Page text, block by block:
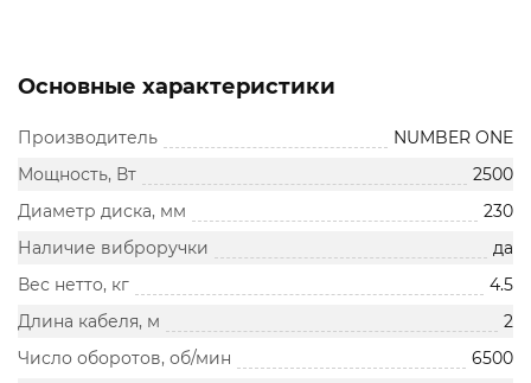
Основные характеристики
Производитель
NUMBER ONE
Мощность, Вт
2500
Диаметр диска, мм
230
Наличие виброручки
да
Вес нетто, кг
4.5
Длина кабеля, м
2
Число оборотов, об/мин
6500